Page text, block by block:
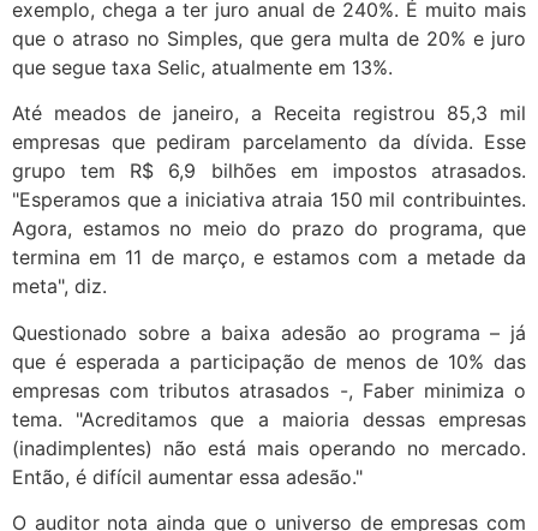
exemplo, chega a ter juro anual de 240%. É muito mais
que o atraso no Simples, que gera multa de 20% e juro
que segue taxa Selic, atualmente em 13%.
Até meados de janeiro, a Receita registrou 85,3 mil
empresas que pediram parcelamento da dívida. Esse
grupo tem R$ 6,9 bilhões em impostos atrasados.
"Esperamos que a iniciativa atraia 150 mil contribuintes.
Agora, estamos no meio do prazo do programa, que
termina em 11 de março, e estamos com a metade da
meta", diz.
Questionado sobre a baixa adesão ao programa – já
que é esperada a participação de menos de 10% das
empresas com tributos atrasados -, Faber minimiza o
tema. "Acreditamos que a maioria dessas empresas
(inadimplentes) não está mais operando no mercado.
Então, é difícil aumentar essa adesão."
O auditor nota ainda que o universo de empresas com